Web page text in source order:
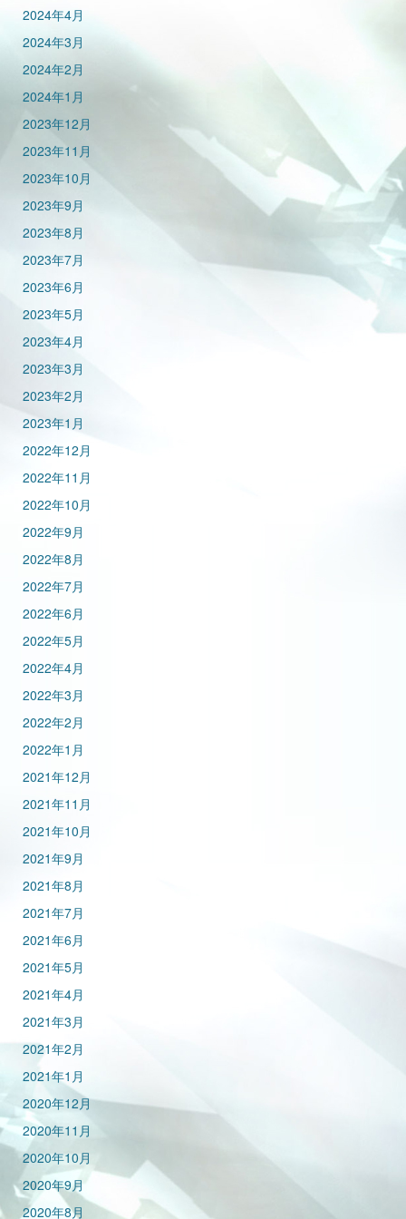
2024年4月
2024年3月
2024年2月
2024年1月
2023年12月
2023年11月
2023年10月
2023年9月
2023年8月
2023年7月
2023年6月
2023年5月
2023年4月
2023年3月
2023年2月
2023年1月
2022年12月
2022年11月
2022年10月
2022年9月
2022年8月
2022年7月
2022年6月
2022年5月
2022年4月
2022年3月
2022年2月
2022年1月
2021年12月
2021年11月
2021年10月
2021年9月
2021年8月
2021年7月
2021年6月
2021年5月
2021年4月
2021年3月
2021年2月
2021年1月
2020年12月
2020年11月
2020年10月
2020年9月
2020年8月